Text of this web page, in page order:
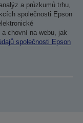
a průzkumů trhu,
společnosti Epson
chovní na webu, jak
společnosti Epson